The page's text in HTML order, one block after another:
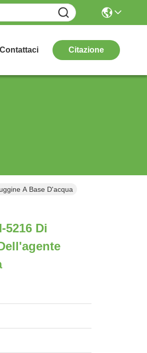
Contattaci Citazione
A Base D'acqua
Di